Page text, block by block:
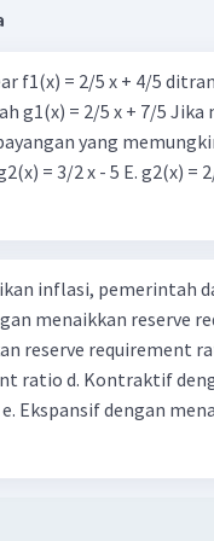
itu, jawaban yang
dilatasi dengan pusat
= -2x + 8 menghasilkan
· 0.0( 0) Balas
24
0.0 Balas
f1(x) = 2/5 x + 4/5
g1(x) = 2/5 x + 7/5
yang
inflasi, pemerintah
menaikkan reserve
reserve requirement
ratio d. Kontraktif
dengan
kebijakan moneter
di mana bentuk kurva